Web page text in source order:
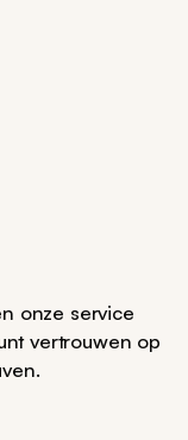
onze service
vertrouwen op